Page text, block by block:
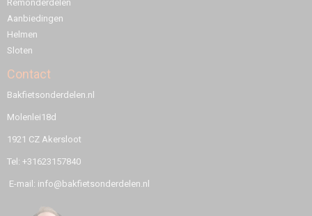
Remonderdelen
Aanbiedingen
Helmen
Sloten
Contact
Bakfietsonderdelen.nl
Molenlei18d
1921 CZ Akersloot
Tel: +31623157840
E-mail: info@bakfietsonderdelen.nl